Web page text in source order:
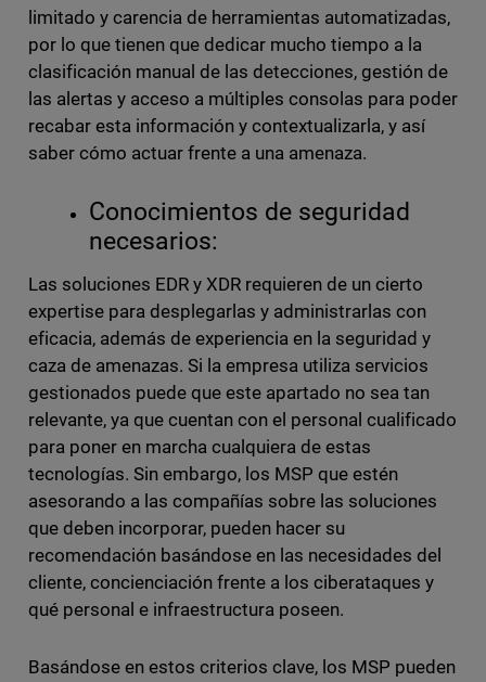
limitado y carencia de herramientas automatizadas,
por lo que tienen que dedicar mucho tiempo a la
clasificación manual de las detecciones, gestión de
las alertas y acceso a múltiples consolas para poder
recabar esta información y contextualizarla, y así
saber cómo actuar frente a una amenaza.
Conocimientos de seguridad
necesarios:
Las soluciones EDR y XDR requieren de un cierto
expertise para desplegarlas y administrarlas con
eficacia, además de experiencia en la seguridad y
caza de amenazas. Si la empresa utiliza servicios
gestionados puede que este apartado no sea tan
relevante, ya que cuentan con el personal cualificado
para poner en marcha cualquiera de estas
tecnologías. Sin embargo, los MSP que estén
asesorando a las compañías sobre las soluciones
que deben incorporar, pueden hacer su
recomendación basándose en las necesidades del
cliente, concienciación frente a los ciberataques y
qué personal e infraestructura poseen.
Basándose en estos criterios clave, los MSP pueden